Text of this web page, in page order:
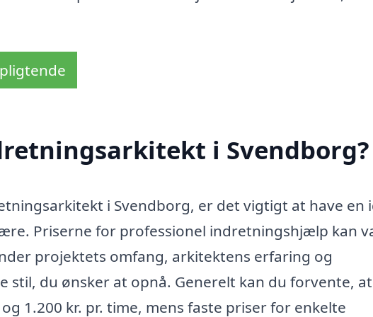
i Svendborg?
i Svendborg, er det vigtigt at have en
Priserne for professionel indretningshjælp kan
projektets omfang, arkitektens erfaring og
stil, du ønsker at opnå. Generelt kan du forvente, at
1.200 kr. pr. time, mens faste priser for enkelte